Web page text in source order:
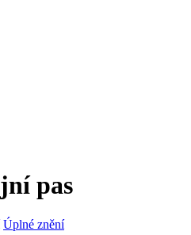
pas
Úplné znění